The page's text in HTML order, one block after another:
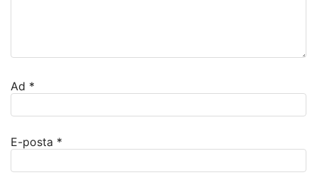
Ad *
E-posta *